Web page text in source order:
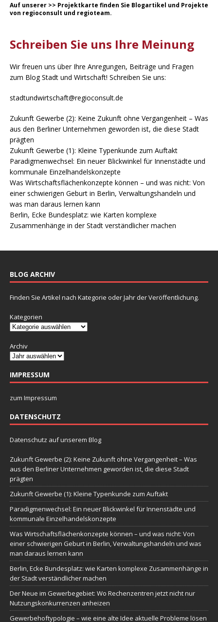
Auf unserer >> Projektkarte finden Sie Blogartikel und Projekte
von regioconsult und regioteam.
Schreiben Sie uns Ihre Meinung
Wir freuen uns über Ihre Anregungen, Beiträge und Fragen
zum Blog Stadt und Wirtschaft! Schreiben Sie uns:
stadtundwirtschaft@regioconsult.de
Zukunft Gewerbe (2): Keine Zukunft ohne Vergangenheit – Was
aus den Berliner Unternehmen geworden ist, die diese Stadt
prägten
Zukunft Gewerbe (1): Kleine Typenkunde zum Auftakt
Paradigmenwechsel: Ein neuer Blickwinkel für Innenstädte und
kommunale Einzelhandelskonzepte
Was Wirtschaftsflächenkonzepte können – und was nicht: Von
einer schwierigen Geburt in Berlin, Verwaltungshandeln und
was man daraus lernen kann
Berlin, Ecke Bundesplatz: wie Karten komplexe
Zusammenhänge in der Stadt verständlicher machen
BLOG ARCHIV
Finden Sie Artikel nach Kategorie oder Jahr der Veröffentlichung.
Kategorien
Archiv
IMPRESSUM
zum Impressum
DATENSCHUTZ
Datenschutz auf unserem Blog
Zukunft Gewerbe (2): Keine Zukunft ohne Vergangenheit – Was
aus den Berliner Unternehmen geworden ist, die diese Stadt
prägten
Zukunft Gewerbe (1): Kleine Typenkunde zum Auftakt
Paradigmenwechsel: Ein neuer Blickwinkel für Innenstädte und
kommunale Einzelhandelskonzepte
Was Wirtschaftsflächenkonzepte können – und was nicht: Von
einer schwierigen Geburt in Berlin, Verwaltungshandeln und was
man daraus lernen kann
Berlin, Ecke Bundesplatz: wie Karten komplexe Zusammenhänge in
der Stadt verständlicher machen
Der Neue im Gewerbegebiet: Wo Rechenzentren jetzt nicht nur
Nutzungskonkurrenzen anheizen
Gewerbehoftypologie – wie eine alte Idee aktuelle Probleme lösen